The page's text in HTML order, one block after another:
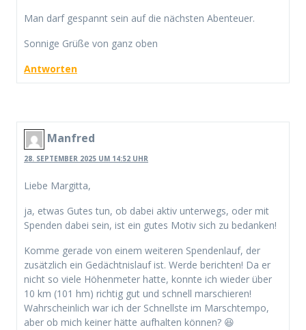
Man darf gespannt sein auf die nächsten Abenteuer.
Sonnige Grüße von ganz oben
Antworten
Manfred
28. SEPTEMBER 2025 UM 14:52 UHR
Liebe Margitta,
ja, etwas Gutes tun, ob dabei aktiv unterwegs, oder mit
Spenden dabei sein, ist ein gutes Motiv sich zu bedanken!
Komme gerade von einem weiteren Spendenlauf, der
zusätzlich ein Gedächtnislauf ist. Werde berichten! Da er
nicht so viele Höhenmeter hatte, konnte ich wieder über
10 km (101 hm) richtig gut und schnell marschieren!
Wahrscheinlich war ich der Schnellste im Marschtempo,
aber ob mich keiner hätte aufhalten können? 😆